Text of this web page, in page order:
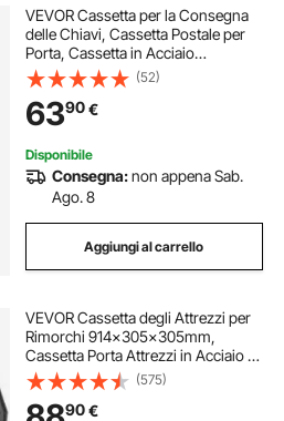
estraibile
VEVOR Cassetta per la Consegna
delle Chiavi, Cassetta Postale per
Porta, Cassetta in Acciaio
Resistente con Serratura a
Combinazione Cassetta per Posta,
Nero 305 x 155 x 360 mm Spessore
Parete 43 mm
(52)
6390€
Disponibile
Consegna:non appena Sab.
Ago. 8
Aggiungi al carrello
VEVOR Cassetta degli Attrezzi per
Rimorchi 914x305x305mm,
Cassetta Porta Attrezzi in Acciaio al
Carbonio per Rimorchi o Bracci con
Serratura Chiave Resistente alle
Intemperie per Traslochi Camion
(575)
90€